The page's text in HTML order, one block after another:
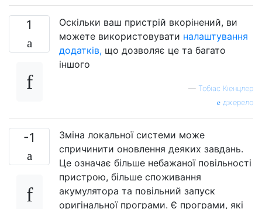
1
Оскільки ваш пристрій вкорінений, ви
можете використовувати налаштування
додатків, що дозволяє це та багато
іншого
— Тобіас Кіенцлер
джерело
-1
Зміна локальної системи може
спричинити оновлення деяких завдань.
Це означає більше небажаної повільності
пристрою, більше споживання
акумулятора та повільний запуск
оригінальної програми. Є програми, які